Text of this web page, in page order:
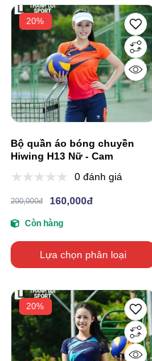
20%
Bộ quần áo bóng chuyền
Hiwing H13 Nữ - Cam
0 đánh giá
200,000đ 160,000đ
Còn hàng
Lựa chọn phân loại
20%